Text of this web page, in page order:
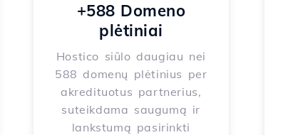
+588 Domeno
plėtiniai
Hostico siūlo daugiau nei
588 domenų plėtinius per
akredituotus partnerius,
suteikdama saugumą ir
lankstumą pasirinkti